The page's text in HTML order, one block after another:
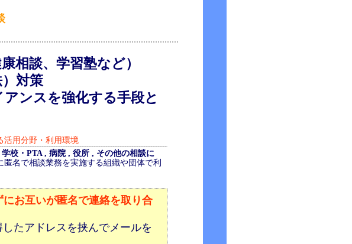
相談、学習塾など）
対策
ンスを強化する手段と
活用分野・利用環境
校・PTA , 病院 , 役所 , その他の相談に
匿名で相談業務を実施する組織や団体で利
お互いが匿名で連絡を取り合
たアドレスを挟んでメールを